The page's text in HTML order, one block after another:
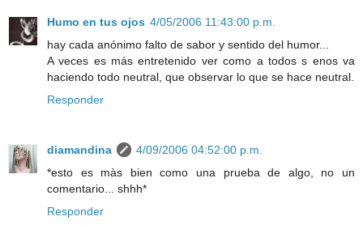
Humo en tus ojos 4/05/2006 11:43:00 p.m.
hay cada anónimo falto de sabor y sentido del humor...
A veces es más entretenido ver como a todos s enos va
haciendo todo neutral, que observar lo que se hace neutral.
Responder
diamandina
4/09/2006 04:52:00 p.m.
*esto es màs bien como una prueba de algo, no un
comentario... shhh*
Responder